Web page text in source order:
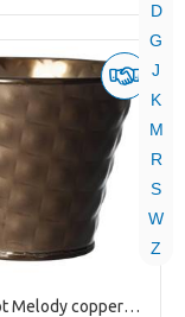
D
G
J
K
M
R
S
W
Z
A. pigeon Pot Melody copper es9